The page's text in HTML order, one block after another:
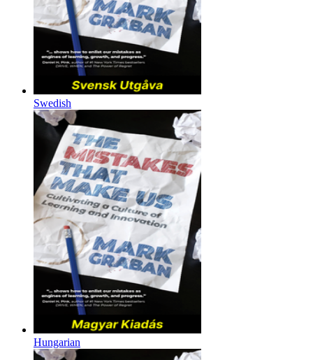
Swedish
Hungarian